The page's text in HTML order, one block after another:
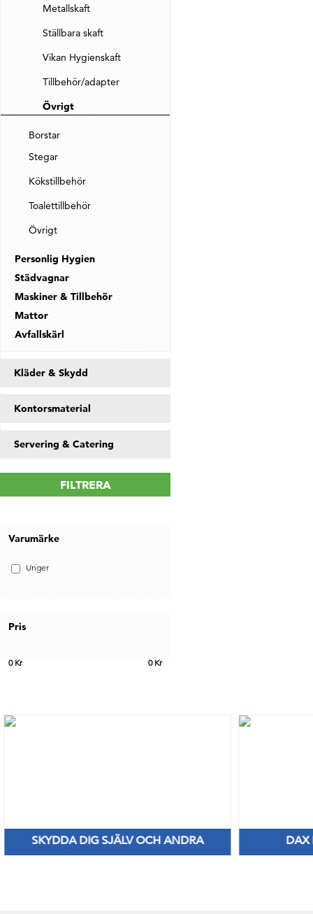
Metallskaft
Ställbara skaft
Vikan Hygienskaft
Tillbehör/adapter
Övrigt
Borstar
Stegar
Kökstillbehör
Toalettillbehör
Övrigt
Personlig Hygien
Städvagnar
Maskiner & Tillbehör
Mattor
Avfallskärl
Kläder & Skydd
Kontorsmaterial
Servering & Catering
FILTRERA
Varumärke
Unger
Pris
0Kr 0Kr
SKYDDA DIG SJÄLV OCH ANDRA
Nya Priser på nitril & vinylhanskar
DAX
Håll